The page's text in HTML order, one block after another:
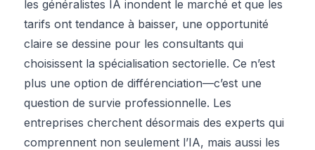
les généralistes IA inondent le marché et que les
tarifs ont tendance à baisser, une opportunité
claire se dessine pour les consultants qui
choisissent la spécialisation sectorielle. Ce n’est
plus une option de différenciation—c’est une
question de survie professionnelle. Les
entreprises cherchent désormais des experts qui
comprennent non seulement l’IA, mais aussi les